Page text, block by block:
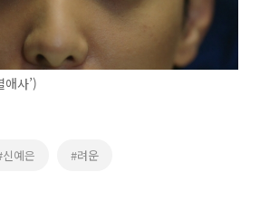
사’)
예은 #려운